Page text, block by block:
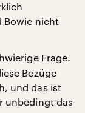
Bowie nicht
Frage.
Bezüge
und das ist
unbedingt das